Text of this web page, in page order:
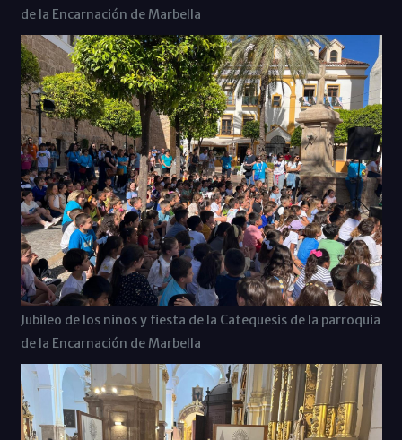
de la Encarnación de Marbella
Jubileo de los niños y fiesta de la Catequesis de la parroquia
de la Encarnación de Marbella